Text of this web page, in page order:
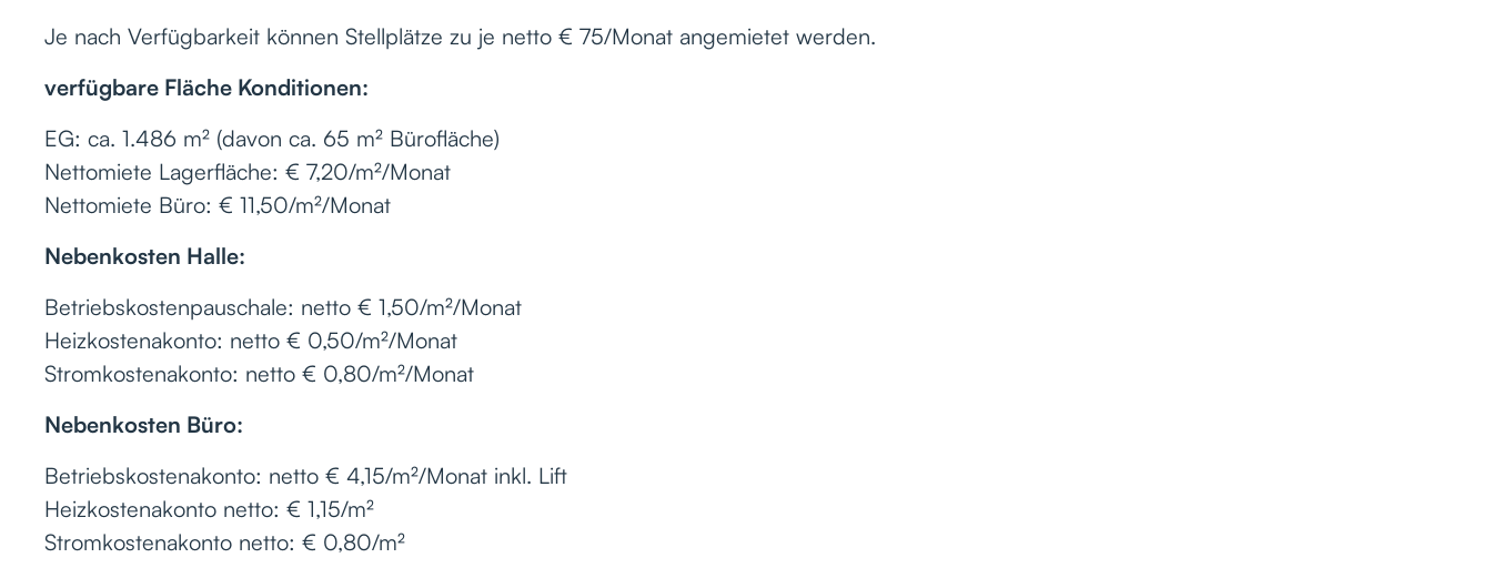
Je nach Verfügbarkeit können Stellplätze zu je netto € 75/Monat angemietet werden.
verfügbare Fläche Konditionen:
EG: ca. 1.486 m² (davon ca. 65 m² Bürofläche)
Nettomiete Lagerfläche: € 7,20/m²/Monat
Nettomiete Büro: € 11,50/m²/Monat
Nebenkosten Halle:
Betriebskostenpauschale: netto € 1,50/m²/Monat
Heizkostenakonto: netto € 0,50/m²/Monat
Stromkostenakonto: netto € 0,80/m²/Monat
Nebenkosten Büro:
Betriebskostenakonto: netto € 4,15/m²/Monat inkl. Lift
Heizkostenakonto netto: € 1,15/m²
Stromkostenakonto netto: € 0,80/m²